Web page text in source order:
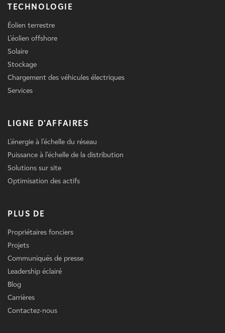
TECHNOLOGIE
Éolien terrestre
L'éolien offshore
Solaire
Stockage
Chargement des véhicules électriques
Services
LIGNE D'AFFAIRES
L'énergie à l'échelle du réseau
Puissance à l'échelle de la distribution
Solutions sur site
Optimisation des actifs
PLUS DE
Propriétaires fonciers
Projets
Communiqués de presse
Leadership éclairé
Blog
Carrières
Contactez-nous